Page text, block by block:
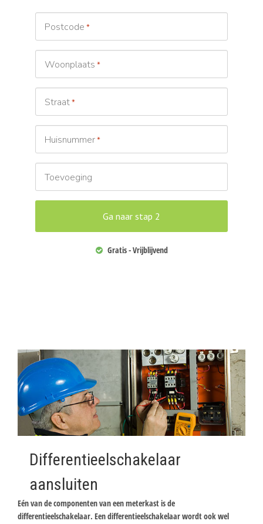
Postcode *
Woonplaats *
Straat*
Huisnummer*
Toevoeging
Gratis - Vrijblijvend
Differentieelschakelaar
aansluiten
Eén van de componenten van een meterkast is de
differentieelschakelaar. Een differentieelschakelaar wordt ook wel